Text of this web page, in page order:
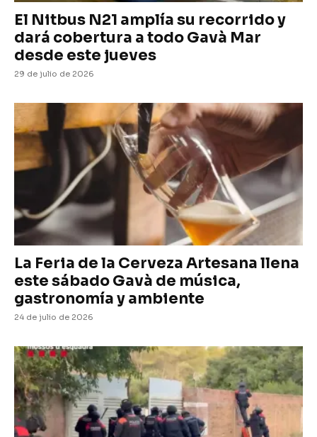
El Nitbus N21 amplía su recorrido y
dará cobertura a todo Gavà Mar
desde este jueves
29 de julio de 2026
La Feria de la Cerveza Artesana llena
este sábado Gavà de música,
gastronomía y ambiente
24 de julio de 2026